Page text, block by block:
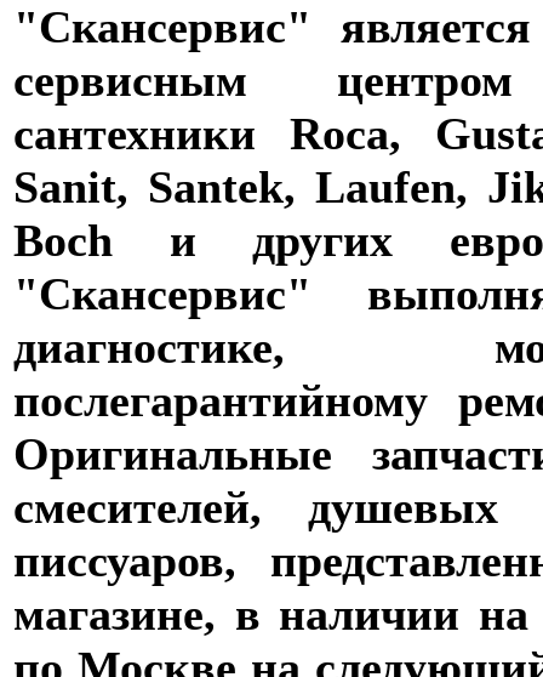
"Скансервис"
сервисным
сантехники Roca,
Sanit, Santek, Laufen,
Boch и других
"Скансервис"
диагностике,
послегарантийному
Оригинальные
смесителей, душевых
писсуаров,
магазине, в наличии на